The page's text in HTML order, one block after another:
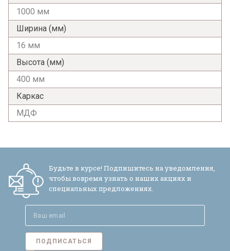
Я ознакомлен сПолитикойв отношении
обработки персональных данных и
согласен на их обработку.
1000 мм
Ширина (мм)
16 мм
Высота (мм)
400 мм
Каркас
МДФ
Будьте в курсе! Подпишитесь на уведомления,
чтобы вовремя узнать о наших акциях и
специальных предложениях.
ПОДПИСАТЬСЯ